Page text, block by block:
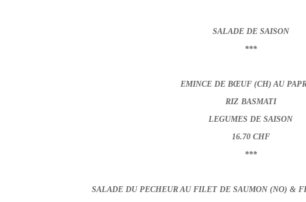
SALADE DE SAISON
***
EMINCE DE BŒUF (CH) AU
RIZ BASMATI
LEGUMES DE SAISON
16.70 CHF
***
SALADE DU PECHEUR AU FILET DE SAUMON (NO) &